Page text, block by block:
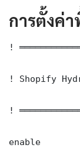
การตั้งค่
!
! Shopify
!
enable